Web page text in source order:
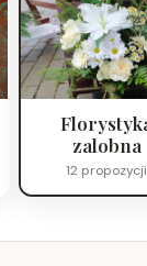
zalobna
12 propozycji